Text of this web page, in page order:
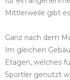
Mittlerweile gibt
Ganz nach dem
Im gleichen
Etagen, welches
Sportler genutzt